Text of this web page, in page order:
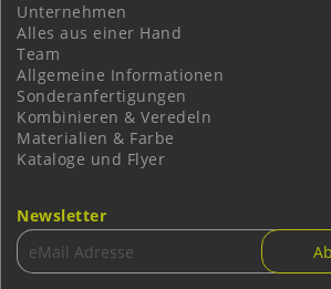
Unternehmen
Alles aus einer Hand
Team
Allgemeine Informationen
Sonderanfertigungen
Kombinieren & Veredeln
Materialien & Farbe
Kataloge und Flyer
Newsletter